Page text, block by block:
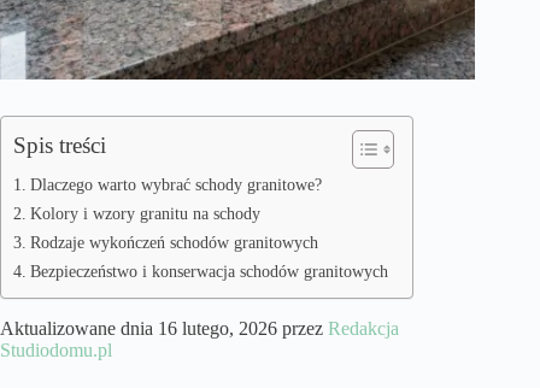
Spis treści
Dlaczego warto wybrać schody granitowe?
Kolory i wzory granitu na schody
Rodzaje wykończeń schodów granitowych
Bezpieczeństwo i konserwacja schodów granitowych
Aktualizowane dnia 16 lutego, 2026 przez Redakcja
Studiodomu.pl